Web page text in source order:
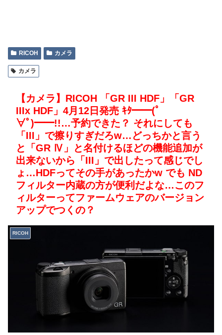
RICOH カメラ
カメラ
【カメラ】RICOH 「GR III HDF」「GR
IIIx HDF」4月12日発売 ｷﾀ━━(ﾟ
∀ﾟ)━━!!…予約できた？ それにしても
「III」で擦りすぎだろw…どっちかと言う
と「GR Ⅳ」と名付けるほどの機能追加が
出来ないから「III」で出したって感じでし
ょ…HDFってその手があったかw でも ND
フィルター内蔵の方が便利だよな…このフ
ィルターってファームウェアのバージョン
アップでつくの？
RICOH